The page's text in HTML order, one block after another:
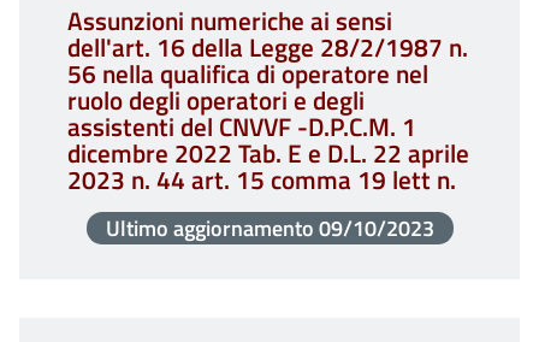
Assunzioni numeriche ai sensi
dell'art. 16 della Legge 28/2/1987 n.
56 nella qualifica di operatore nel
ruolo degli operatori e degli
assistenti del CNVVF -D.P.C.M. 1
dicembre 2022 Tab. E e D.L. 22 aprile
2023 n. 44 art. 15 comma 19 lett n.
Ultimo aggiornamento09/10/2023